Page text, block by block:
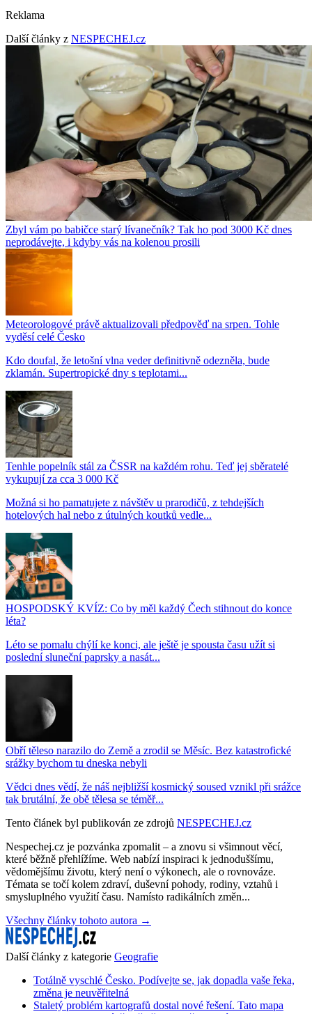
Reklama
Další články z NESPECHEJ.cz
Zbyl vám po babičce starý lívanečník? Tak ho pod 3000 Kč dnes
neprodávejte, i kdyby vás na kolenou prosili
Meteorologové právě aktualizovali předpověď na srpen. Tohle
vyděsí celé Česko
Kdo doufal, že letošní vlna veder definitivně odezněla, bude
zklamán. Supertropické dny s teplotami...
Tenhle popelník stál za ČSSR na každém rohu. Teď jej sběratelé
vykupují za cca 3 000 Kč
Možná si ho pamatujete z návštěv u prarodičů, z tehdejších
hotelových hal nebo z útulných koutků vedle...
HOSPODSKÝ KVÍZ: Co by měl každý Čech stihnout do konce
léta?
Léto se pomalu chýlí ke konci, ale ještě je spousta času užít si
poslední sluneční paprsky a nasát...
Obří těleso narazilo do Země a zrodil se Měsíc. Bez katastrofické
srážky bychom tu dneska nebyli
Vědci dnes vědí, že náš nejbližší kosmický soused vznikl při srážce
tak brutální, že obě tělesa se téměř...
Tento článek byl publikován ze zdrojů NESPECHEJ.cz
Nespechej.cz je pozvánka zpomalit – a znovu si všimnout věcí,
které běžně přehlížíme. Web nabízí inspiraci k jednoduššímu,
vědomějšímu životu, který není o výkonech, ale o rovnováze.
Témata se točí kolem zdraví, duševní pohody, rodiny, vztahů i
smysluplného využití času. Namísto radikálních změn...
Všechny články tohoto autora →
Další články z kategorie Geografie
Totálně vyschlé Česko. Podívejte se, jak dopadla vaše řeka,
změna je neuvěřitelná
Staletý problém kartografů dostal nové řešení. Tato mapa